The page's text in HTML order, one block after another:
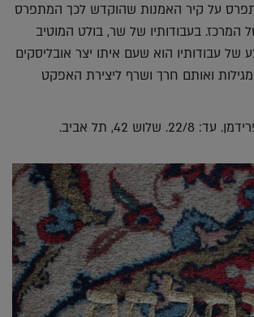
על קיר האמנות שהוקדש לכך המתפרס
המרכז. בעבודותיו של שר, בולט המוטיב
של עבודותיו הוא שעם איתו יצר אובליסקים
ואותם חרך ושרף ליצירת האפקט
42, תל אביב.